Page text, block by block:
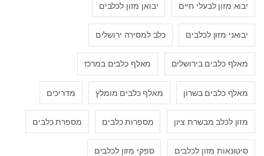
יבוא מזון לבעלי חיים יבואן מזון לכלבים
יבואני מזון לכלבים כלב למסירה ירושלים
מאלף כלבים בירושלים מאלף כלבים במרכז
מאלף כלבים בשרון מאלף כלבים מומלץ מדריכים
מזון לכלב מבשרת ציון מספרות כלבים מספרת כלבים
סיטונאות מזון לכלבים ספקי מזון לכלבים